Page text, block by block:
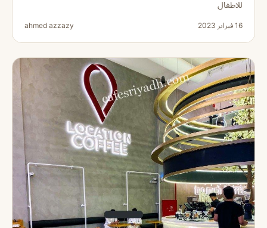
للاطفال
16 فبراير 2023 ahmed azzazy